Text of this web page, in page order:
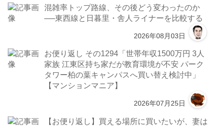
混雑率トップ路線、その後どう変わったのか
──東西線と日暮里・舎人ライナーを比較する
2026年08月03日
お便り返し その1294「世帯年収1500万円 3人
家族 江東区持ち家だが教育環境が不安 パーク
タワー柏の葉キャンパスへ買い替え検討中」
【マンションマニア】
2026年07月25日
【お便り返し】買える場所に買いたいが、妻は